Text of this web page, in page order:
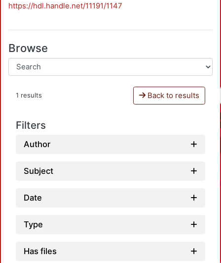
https://hdl.handle.net/11191/1147
Browse
1 results Back to results
Filters
Author
Subject
Date
Type
Has files